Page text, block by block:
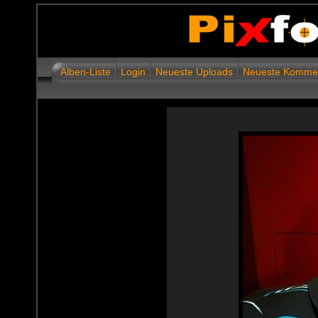
Alben-Liste Login Neueste Uploads Neueste